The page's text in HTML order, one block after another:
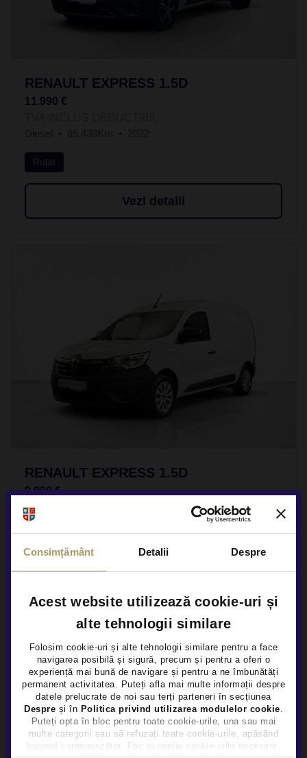
Consimțământ Detalii Despre
Acest website utilizează cookie-uri și
alte tehnologii similare
Folosim cookie-uri și alte tehnologii similare pentru a face
navigarea posibilă și sigură, precum și pentru a oferi o
experiență mai bună de navigare și pentru a ne îmbunătăți
permanent activitatea. Puteți afla mai multe informații despre
datele prelucrate de noi sau terți parteneri în secțiunea
Despre și în Politica privind utilizarea modulelor cookie.
Puteți opta în bloc pentru toate cookie-urile, una sau mai
multe categorii sau să refuzați toate cookie-urile, apăsând
butonul corespunzător. Fac excepție cookie-urile necesare,
RENAULT EXPRESS 1.5D
11.990 €
Rulat
Vezi detalii
RENAULT EXPRESS 1.5D
9.900 €
TVA INCLUS DEDUCTIBIL
Diesel
Rulat
×